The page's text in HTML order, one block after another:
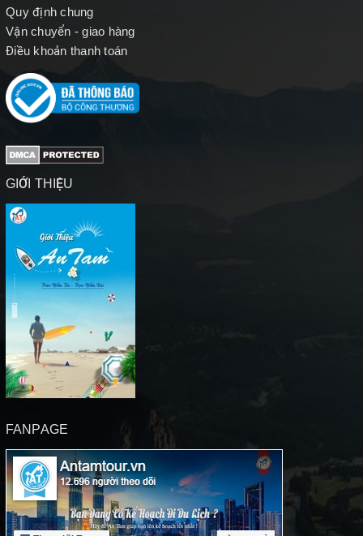
Quy định chung
Vận chuyển - giao hàng
Điều khoản thanh toán
GIỚI THIỆU
FANPAGE